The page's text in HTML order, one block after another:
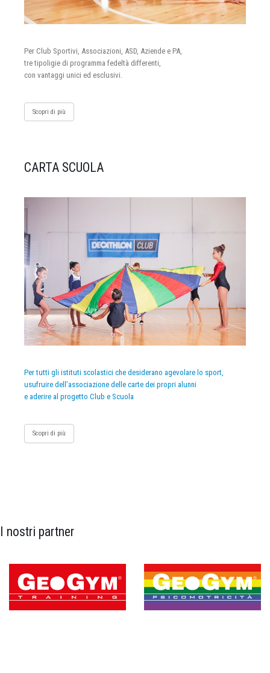
Per Club Sportivi, Associazioni, ASD, Aziende e PA,
tre tipoligie di programma fedeltà differenti,
con vantaggi unici ed esclusivi.
Scopri di più
CARTA SCUOLA
Per tutti gli istituti scolastici che desiderano agevolare lo sport,
usufruire dell’associazione delle carte dei propri alunni
e aderire al progetto Club e Scuola
Scopri di più
I nostri partner